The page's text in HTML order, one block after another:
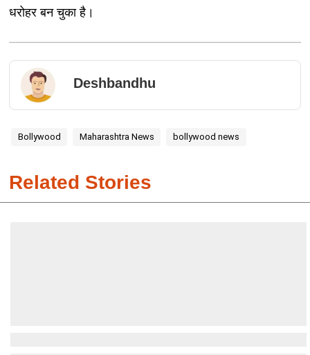
धरोहर बन चुका है।
Deshbandhu
Bollywood Maharashtra News bollywood news
Related Stories